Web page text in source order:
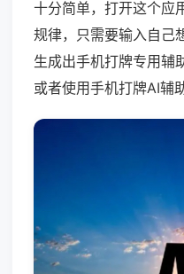
十分简单，打开这个应
规律，只需要输入自己
生成出手机打牌专用辅
或者使用手机打牌AI辅